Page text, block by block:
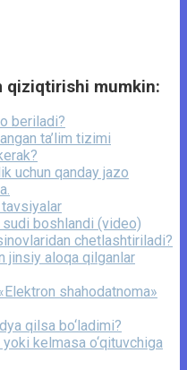
qiziqtirishi mumkin:
beriladi?
ta’lim tizimi
uchun qanday jazo
tavsiyalar
sudi boshlandi (video)
chetlashtiriladi?
jinsiy aloqa qilganlar
shahodatnoma»
qilsa bo‘ladimi?
kelmasa o‘qituvchiga